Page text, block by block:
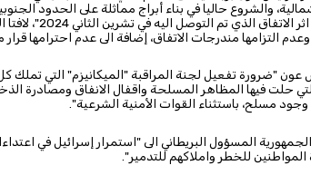
والشروع حاليا في بناء أبراج مماثلة على الحدود
الليطاني على
التزامها مندرجات الاتفاق، إضافة الى عدم احترامها قرار
"ضرورة تفعيل لجنة المراقبة "الميكانيزم" التي تملك
حلت فيها المظاهر المسلحة واقفال الانفاق ومصادرة
مسلح، باستثناء القوات الأمنية الشرعية".
المسؤول البريطاني الى "استمرار إسرائيل في
للخطر واملاكهم للتدمير".